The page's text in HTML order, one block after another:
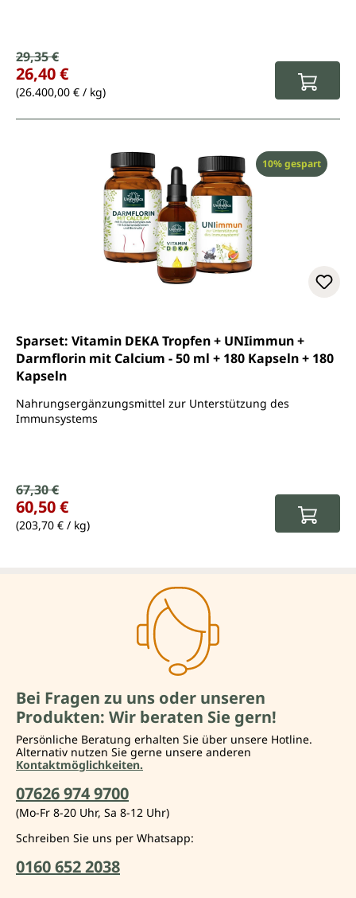
Verkaufspreis:
Regulärer Preis:
29,35 €
26,40 €
(26.400,00 € / kg)
Rabatt
10% gespart
Sparset: Vitamin DEKA Tropfen + UNIimmun +
Darmflorin mit Calcium - 50 ml + 180 Kapseln + 180
Kapseln
Nahrungsergänzungsmittel zur Unterstützung des
Immunsystems
Verkaufspreis:
Regulärer Preis:
67,30 €
60,50 €
(203,70 € / kg)
Bei Fragen zu uns oder unseren
Produkten: Wir beraten Sie gern!
Persönliche Beratung erhalten Sie über unsere Hotline.
Alternativ nutzen Sie gerne unsere anderen
Kontaktmöglichkeiten.
07626 974 9700
(Mo-Fr 8-20 Uhr, Sa 8-12 Uhr)
Schreiben Sie uns per Whatsapp:
0160 652 2038